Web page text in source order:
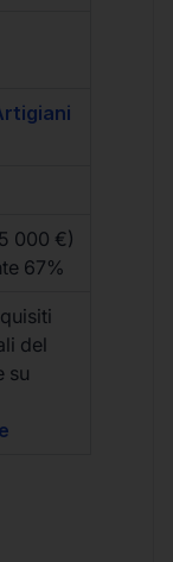
000 €)
67%
del
su